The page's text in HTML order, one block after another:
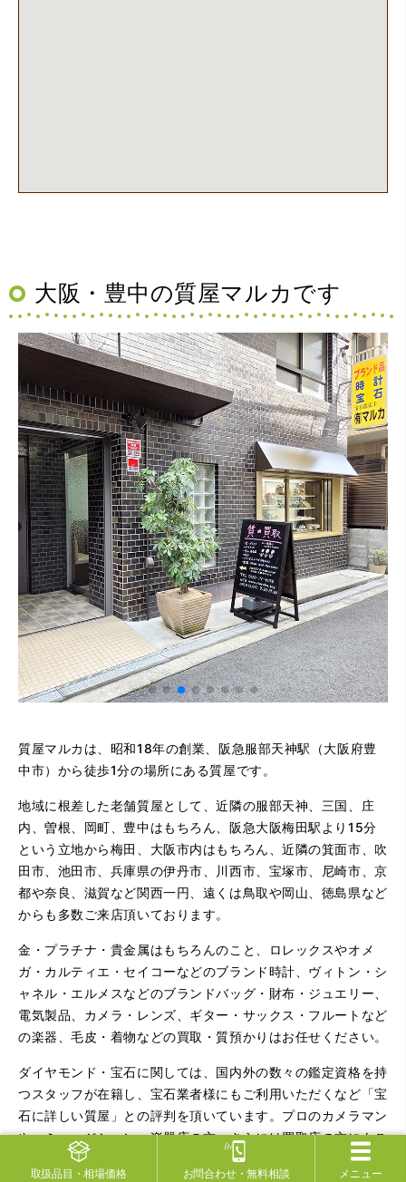
大阪・豊中の質屋マルカです
質屋マルカは、昭和18年の創業、阪急服部天神駅（大阪府豊
中市）から徒歩1分の場所にある質屋です。
地域に根差した老舗質屋として、近隣の服部天神、三国、庄
内、曽根、岡町、豊中はもちろん、阪急大阪梅田駅より15分
という立地から梅田、大阪市内はもちろん、近隣の箕面市、吹
田市、池田市、兵庫県の伊丹市、川西市、宝塚市、尼崎市、京
都や奈良、滋賀など関西一円、遠くは鳥取や岡山、徳島県など
からも多数ご来店頂いております。
金・プラチナ・貴金属はもちろんのこと、ロレックスやオメ
ガ・カルティエ・セイコーなどのブランド時計、ヴィトン・シ
ャネル・エルメスなどのブランドバッグ・財布・ジュエリー、
電気製品、カメラ・レンズ、ギター・サックス・フルートなど
の楽器、毛皮・着物などの買取・質預かりはお任せください。
ダイヤモンド・宝石に関しては、国内外の数々の鑑定資格を持
つスタッフが在籍し、宝石業者様にもご利用いただくなど「宝
石に詳しい質屋」との評判を頂いています。プロのカメラマン
や、ミュージシャン・楽器店の方、さらには買取店の方にもご
利用いただくなど、一般のお客さまをはじめ業者様にも多くご
取扱品目 ・相場価格 お問合わせ・無料相談 メニュー